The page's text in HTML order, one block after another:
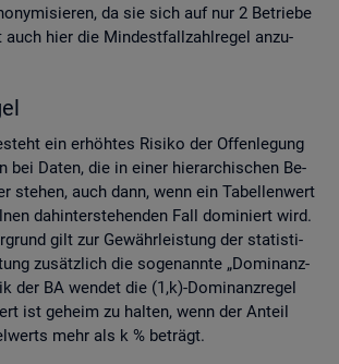
da sie sich auf nur 2 Be­trie­be
auch hier die Min­dest­fall­zahl­re­gel an­zu­
ein er­höh­tes Ri­si­ko der Of­fen­le­gung
bei Daten, die in einer hier­ar­chi­schen Be­
ste­hen, auch dann, wenn ein Ta­bel­len­wert
da­hin­ter­ste­hen­den Fall do­mi­niert wird.
gilt zur Ge­währ­leis­tung der sta­tis­ti­
zu­sätz­lich die so­ge­nann­te „Do­mi­nanz­
der BA wen­det die (1,k)-Do­mi­nanz­re­gel
ist ge­heim zu hal­ten, wenn der An­teil
mehr als k % be­trägt.